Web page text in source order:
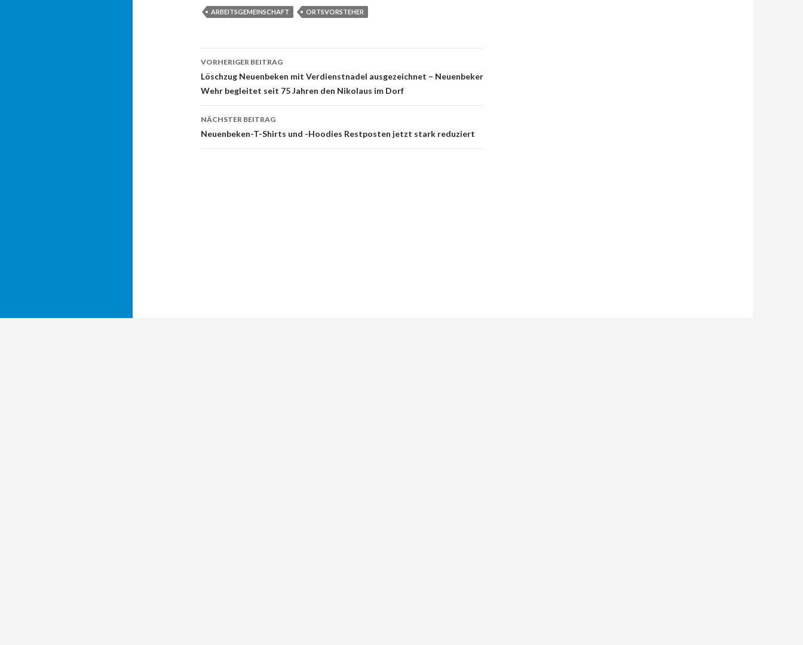
ARBEITSGEMEINSCHAFT ORTSVORSTEHER
Beitrags-
Navigation
VORHERIGER BEITRAG
Löschzug Neuenbeken mit Verdienstnadel ausgezeichnet – Neuenbeker
Wehr begleitet seit 75 Jahren den Nikolaus im Dorf
NÄCHSTER BEITRAG
Neuenbeken-T-Shirts und -Hoodies Restposten jetzt stark reduziert